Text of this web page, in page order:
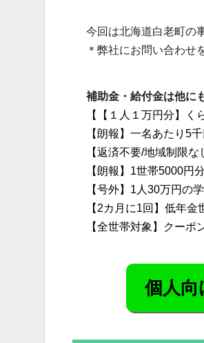
今回は北海道白老町の
＊弊社にお問い合わせ
補助金・給付金は他に
【【１人１万円分】く
【朗報】一名あたり5
【返済不要/地域制限
【朗報】1世帯5000円
【号外】1人30万円の
【2カ月に1回】低年
【全世帯対象】クーポ
個人向